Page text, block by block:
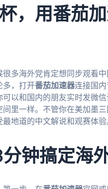
，用番茄
多海外党肯定想同步观看
多，打开番茄加速器连接国
以和国内的朋友实时发微信
里一样。不管你在美加墨三
地道的中文解说和观赛体验
钟搞定海